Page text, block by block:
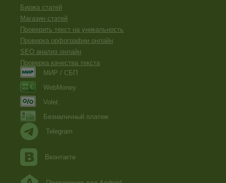
Биржа статей
Магазин статей
Проверить текст на уникальность
Проверка орфографии онлайн
SEO анализ онлайн
Проверка качества текста
МИР / СБП
WebMoney
Volet
Безналичный платеж
Telegram
Вконтакте